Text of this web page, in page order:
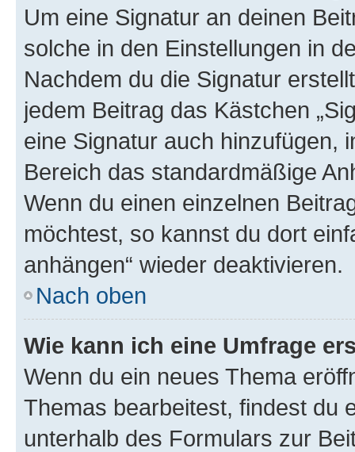
Um eine Signatur an deinen
solche in den Einstellungen in
Nachdem du die Signatur
jedem Beitrag das Kästchen
eine Signatur auch hinzufügen,
Bereich das standardmäßige
Wenn du einen einzelnen
möchtest, so kannst du dort
anhängen“ wieder deaktivieren.
Nach oben
Wie kann ich eine Umfrage
Wenn du ein neues Thema
Themas bearbeitest, findest du
unterhalb des Formulars zur